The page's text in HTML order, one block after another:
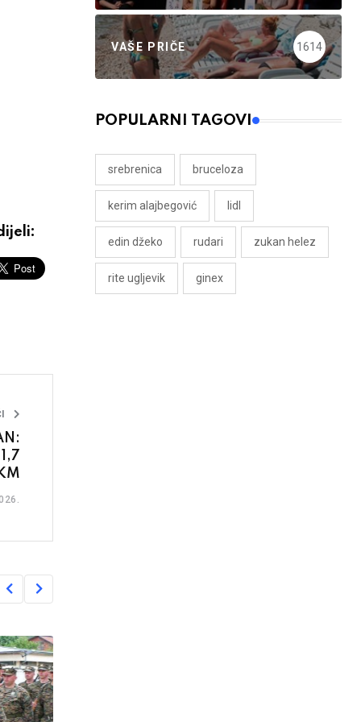
VAŠE PRIČE 1614
POPULARNI TAGOVI
srebrenica bruceloza
kerim alajbegović lidl
edin džeko rudari zukan helez
rite ugljevik ginex